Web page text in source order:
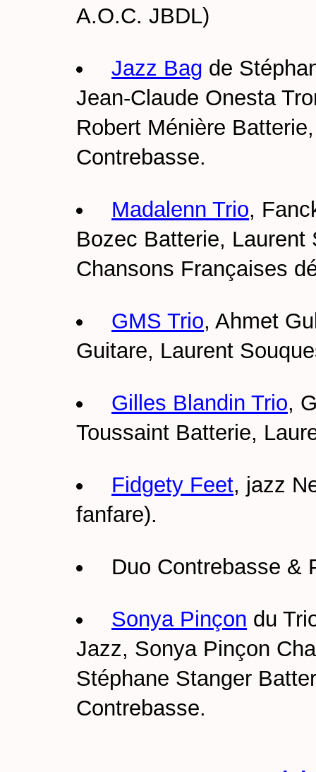
A.O.C. JBDL)
Jazz Bag de
Jean-Claude Onesta
Robert Ménière
Contrebasse.
Madalenn Trio,
Bozec Batterie, Laurent
Chansons Françaises
GMS Trio, Ahmet
Guitare, Laurent
Gilles Blandin Trio,
Toussaint Batterie,
Fidgety Feet, jazz
fanfare).
Duo Contrebasse &
Sonya Pinçon du
Jazz, Sonya Pinçon
Stéphane Stanger
Contrebasse.